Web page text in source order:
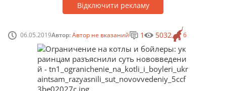
Відключити рекламу
06.05.2019Автор:Автор не вказаний 6
1 5032